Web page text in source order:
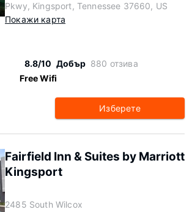
Pkwy, Kingsport, Tennessee 37660, US
Покажи карта
8.8/10 Добър 880 отзива
Free Wifi
Изберете
Fairfield Inn & Suites by Marriott
Kingsport
2485 South Wilcox